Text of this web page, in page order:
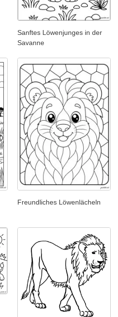
Sanftes Löwenjunges in der
Savanne
Freundliches Löwenlächeln